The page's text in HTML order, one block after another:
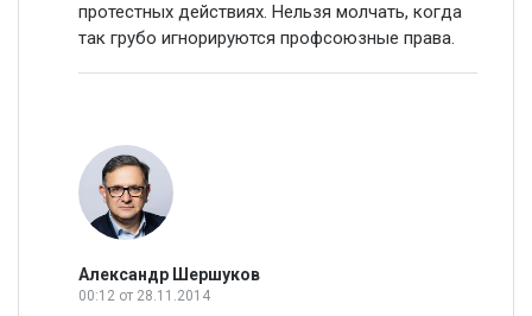
протестных действиях. Нельзя молчать, когда
так грубо игнорируются профсоюзные права.
Александр Шершуков
00:12 от 28.11.2014